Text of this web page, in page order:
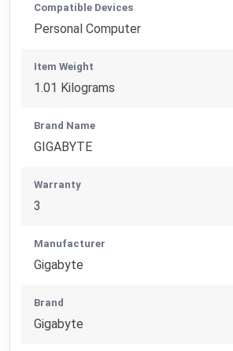
Compatible Devices
Personal Computer
Item Weight
1.01 Kilograms
Brand Name
GIGABYTE
Warranty
3
Manufacturer
Gigabyte
Brand
Gigabyte